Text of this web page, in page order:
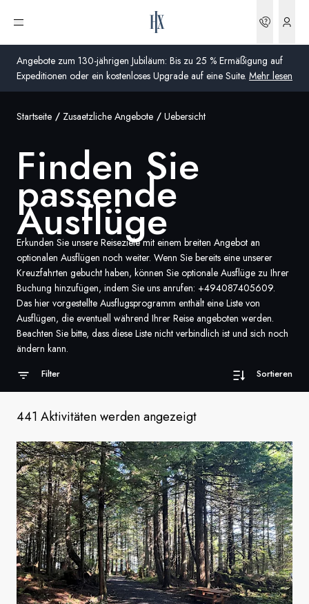
Angebote zum 130-jährigen Jubiläum: Bis zu 25 % Ermäßigung auf
Expeditionen oder ein kostenloses Upgrade auf eine Suite. Mehr lesen
Menü öffnen
Deutschland
Australien
Vereinigtes Königreich (England, Schottland, Wales
und Nordirland)
USA
Deutschland
Schweiz
Frankreich
Schweden
Norwegen
Global
Startseite Zusaetzliche Angebote Uebersicht
Finden Sie
passende
Ausflüge
Erkunden Sie unsere Reiseziele mit einem breiten Angebot an
optionalen Ausflügen noch weiter. Wenn Sie bereits eine unserer
Kreuzfahrten gebucht haben, können Sie optionale Ausflüge zu Ihrer
Buchung hinzufügen, indem Sie uns anrufen: +494087405609.
Das hier vorgestellte Ausflugsprogramm enthält eine Liste von
Ausflügen, die eventuell während Ihrer Reise angeboten werden.
Beachten Sie bitte, dass diese Liste nicht verbindlich ist und sich noch
ändern kann.
Filter Sortieren
441 Aktivitäten werden angezeigt